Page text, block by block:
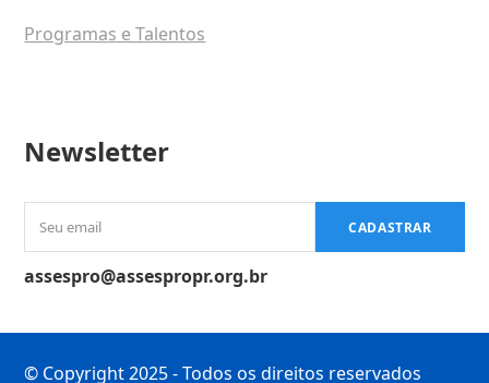
Programas e Talentos
Newsletter
email
CADASTRAR
assespro@assespropr.org.br
© Copyright 2025 - Todos os direitos reservados